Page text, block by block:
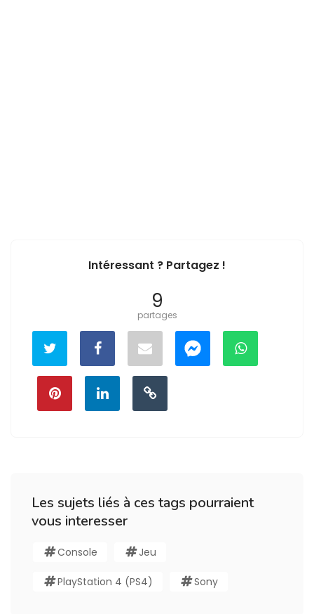
Intéressant ? Partagez !
9
partages
Les sujets liés à ces tags pourraient
vous interesser
Console Jeu
PlayStation 4 (PS4) Sony